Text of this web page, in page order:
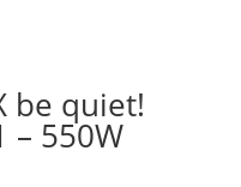
be quiet!
– 550W